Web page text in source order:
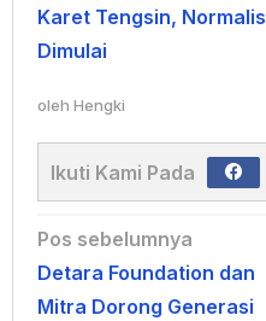
Karet Tengsin,
Dimulai
oleh Hengki
Ikuti Kami Pada
Navigasi
pos
Pos sebelumnya
Detara Foundation dan
Mitra Dorong Generasi